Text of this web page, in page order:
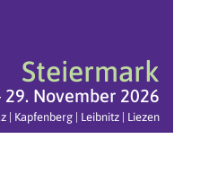
Steiermark
29. November 2026
| Kapfenberg | Leibnitz | Liezen